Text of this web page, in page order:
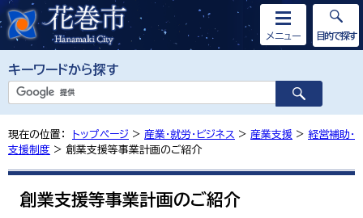
キーワードから探す
メニュー 目的で探す
現在の位置： トップページ > 産業・就労・ビジネス > 産業支援 > 経営補助・
支援制度 > 創業支援等事業計画のご紹介
創業支援等事業計画のご紹介